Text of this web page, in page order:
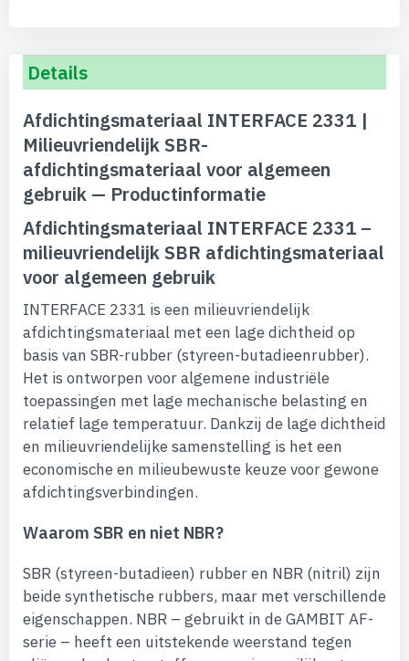
Details
Afdichtingsmateriaal INTERFACE 2331 |
Milieuvriendelijk SBR-
afdichtingsmateriaal voor algemeen
gebruik — Productinformatie
Afdichtingsmateriaal INTERFACE 2331 –
milieuvriendelijk SBR afdichtingsmateriaal
voor algemeen gebruik
INTERFACE 2331 is een milieuvriendelijk
afdichtingsmateriaal met een lage dichtheid op
basis van SBR-rubber (styreen-butadieenrubber).
Het is ontworpen voor algemene industriële
toepassingen met lage mechanische belasting en
relatief lage temperatuur. Dankzij de lage dichtheid
en milieuvriendelijke samenstelling is het een
economische en milieubewuste keuze voor gewone
afdichtingsverbindingen.
Waarom SBR en niet NBR?
SBR (styreen-butadieen) rubber en NBR (nitril) zijn
beide synthetische rubbers, maar met verschillende
eigenschappen. NBR – gebruikt in de GAMBIT AF-
serie – heeft een uitstekende weerstand tegen